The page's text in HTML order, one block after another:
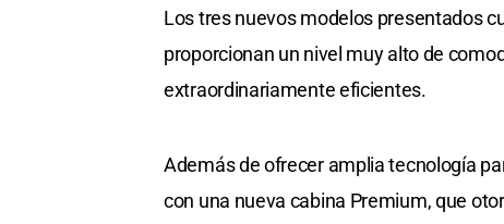
Los tres nuevos modelos presentados
proporcionan un nivel muy alto de
extraordinariamente eficientes.
Además de ofrecer amplia tecnología
con una nueva cabina Premium, que